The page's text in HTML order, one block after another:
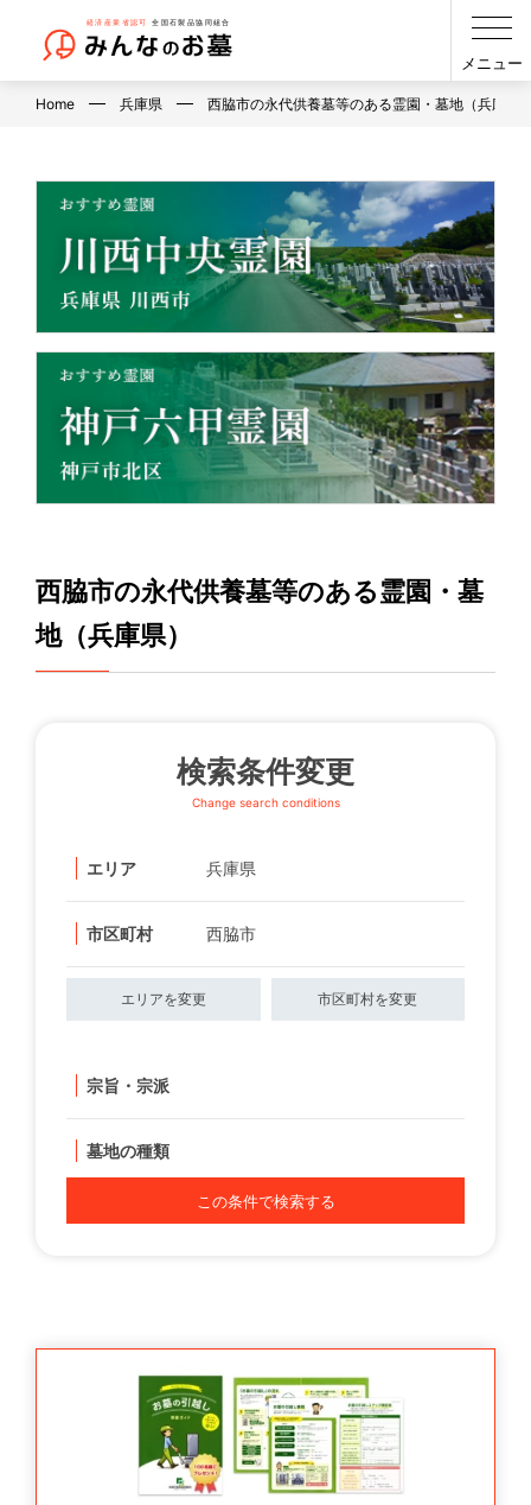
メニュー
Home 兵庫県 西脇市の永代供養墓等のある霊園・墓地（兵庫県
西脇市の永代供養墓等のある霊園・墓
地（兵庫県）
検索条件変更
Change search conditions
エリア 兵庫県
市区町村 西脇市
エリアを変更 市区町村を変更
宗旨・宗派
墓地の種類
この条件で検索する